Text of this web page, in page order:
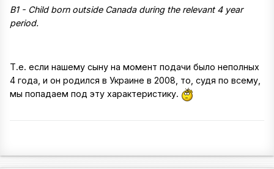
B1 - Child born outside Canada during the relevant 4 year
period.
Т.е. если нашему сыну на момент подачи было неполных
4 года, и он родился в Украине в 2008, то, судя по всему,
мы попадаем под эту характеристику.